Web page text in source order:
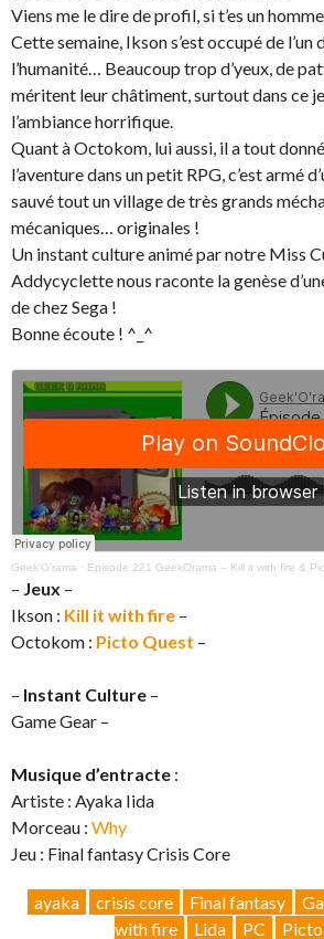
Viens me le dire de profil, si t’es un
Cette semaine, Ikson s’est occupé de l’un
l’humanité… Beaucoup trop d’yeux, de
méritent leur châtiment, surtout dans ce
l’ambiance horrifique.
Quant à Octokom, lui aussi, il a tout
l’aventure dans un petit RPG, c’est armé
sauvé tout un village de très grands
mécaniques… originales !
Un instant culture animé par notre Miss
Addycyclette nous raconte la genèse
de chez Sega !
Bonne écoute ! ^_^
Geek’O’rama · Épisode 221 GeekOrama – Kill it with fire &
– Jeux –
Ikson : Kill it with fire –
Octokom : Picto Quest –
– Instant Culture –
Game Gear –
Musique d’entracte :
Artiste : Ayaka Iida
Morceau : Why
Jeu : Final fantasy Crisis Core
ayaka crisis core Final fantasy
with fire
Lida PC